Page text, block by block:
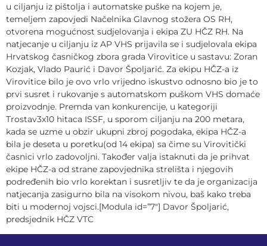
u ciljanju iz pištolja i automatske puške na kojem je,
temeljem zapovjedi Načelnika Glavnog stožera OS RH,
otvorena mogućnost sudjelovanja i ekipa ZU HČZ RH. Na
natjecanje u ciljanju iz AP VHS prijavila se i sudjelovala ekipa
Hrvatskog časničkog zbora grada Virovitice u sastavu: Zoran
Kozjak, Vlado Paurić i Davor Špoljarić. Za ekipu HČZ-a iz
Virovitice bilo je ovo vrlo vrijedno iskustvo odnosno bio je to
prvi susret i rukovanje s automatskom puškom VHS domaće
proizvodnje. Premda van konkurencije, u kategoriji
Trostav3x10 hitaca ISSF, u sporom ciljanju na 200 metara,
kada se uzme u obzir ukupni zbroj pogodaka, ekipa HČZ-a
bila je deseta u poretku(od 14 ekipa) sa čime su Virovitički
časnici vrlo zadovoljni. Također valja istaknuti da je prihvat
ekipe HČZ-a od strane zapovjednika strelišta i njegovih
podređenih bio vrlo korektan i susretljiv te da je organizacija
natjecanja zasigurno bila na visokom nivou, baš kako treba
biti u modernoj vojsci.[Modula id=”7″] Davor Špoljarić,
predsjednik HČZ VTC